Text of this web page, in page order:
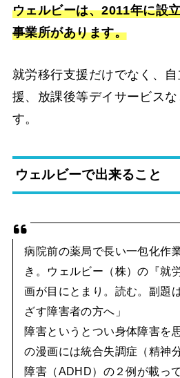
ウェルビーは、2011年に設
事業所があります。
就労移行支援だけでなく、
援、放課後等デイサービス
す。
ウェルビーで出来ること
病院前の薬局で長い一包化作
き。ウェルビー（株）の『就
画が目にとまり。読む。副題
ざす障害者の方へ」
障害というとつい身体障害を
の漫画には統合失調症（精神
障害（ADHD）の２例が載っ